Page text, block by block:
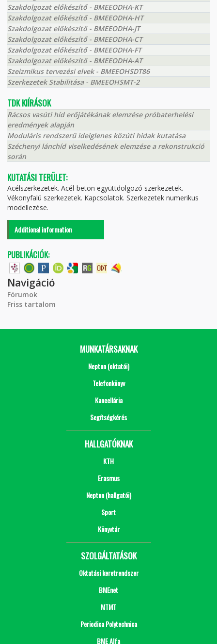
Szakdolgozat előkészítő - BMEEODHA-KT
Szakdolgozat előkészítő - BMEEODHA-HT
Szakdolgozat előkészítő - BMEEODHA-JT
Szakdolgozat előkészítő - BMEEODHA-CT
Szakdolgozat előkészítő - BMEEODHA-FT
Szakdolgozat előkészítő - BMEEODHA-AT
Szeizmikus tervezési elvek - BMEEOHSDT86
Szerkezetek Stabilitása - BMEEOHSMT-2
TDK KIÍRÁSOK
Rácsos vasúti híd erőjátékának elemzése próbaterhelési
eredmények alapján
Moduláris rendszerű ideiglenes közúti hidak kutatása
Széchenyi lánchíd viselkedésének elemzése a rekonstrukció
során
KUTATÁSI TERÜLET:
Acélszerkezetek. Acél-beton együttdolgozó szerkezetek.
Vékonyfalú szerkezetek. Kapcsolatok. Szerkezetek numerikus
modellezése.
Additional information
PUBLIKÁCIÓK:
Navigáció
Fórumok
Friss tartalom
MUNKATÁRSAKNAK
Neptun (oktatói)
Telefonkönyv
Kancellária
Segítségkérés
HALLGATÓKNAK
KTH
Erasmus
Neptun (hallgatói)
Sport
Könyvtár
SZOLGÁLTATÁSOK
Oktatási keretrendszer
BMEnet
MTMT
Periodica Polytechnica
BME Alfa